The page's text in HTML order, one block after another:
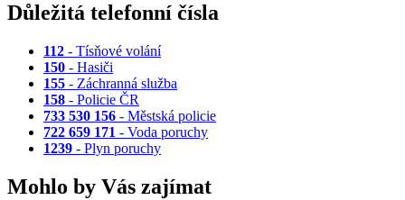
Důležitá telefonní čísla
112 - Tísňové volání
150 - Hasiči
155 - Záchranná služba
158 - Policie ČR
733 530 156 - Městská policie
722 659 171 - Voda poruchy
1239 - Plyn poruchy
Mohlo by Vás zajímat